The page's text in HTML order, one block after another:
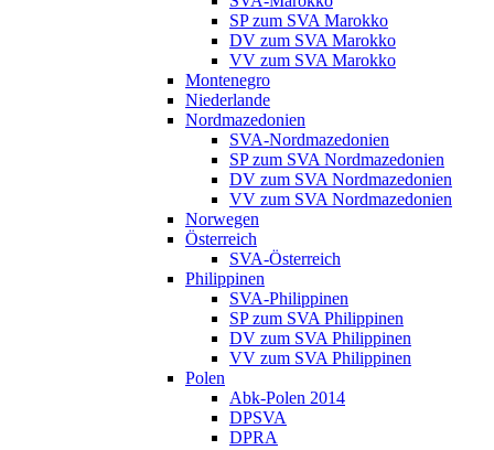
SP zum SVA Marokko
DV zum SVA Marokko
VV zum SVA Marokko
Montenegro
Niederlande
Nordmazedonien
SVA-Nordmazedonien
SP zum SVA Nordmazedonien
DV zum SVA Nordmazedonien
VV zum SVA Nordmazedonien
Norwegen
Österreich
SVA-Österreich
Philippinen
SVA-Philippinen
SP zum SVA Philippinen
DV zum SVA Philippinen
VV zum SVA Philippinen
Polen
Abk-Polen 2014
DPSVA
DPRA